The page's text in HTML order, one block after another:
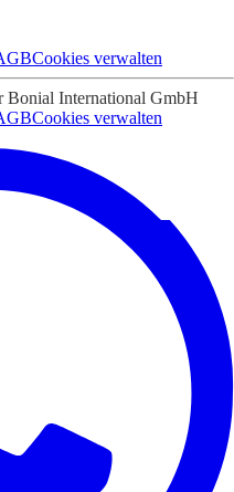
Cookies verwalten
International GmbH
Cookies verwalten